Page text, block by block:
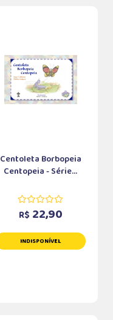
Centoleta Borbopeia
Centopeia - Série...
R$ 22,90
INDISPONÍVEL